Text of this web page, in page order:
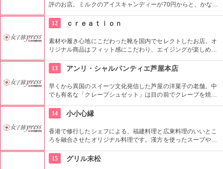
評のお店。ミルクのアイスキャンディーが70円からと、かなり
す。売り切れ必至なので、お早めにどうぞ。
12 ｃｒｅａｔｉｏｎ
素材や履き心地にこだわった靴を国内でセレクトしたお店。オ
リジナル商品はフィット感にこだわり、エイジングが楽しめる
13
アンリ・シャルパンティエ芦屋本店
早くから異国のスイーツ文化発信した芦屋の洋菓子の老舗。中
でも有名な「クレープシュゼット」は目の前でクレープを焼い
14
小小心縁
香港で修行したシェフによる、福建料理と広東料理のいいとこ
ろを融合させたオリジナル料理です。漢方を使ったスープや牛
がずらり。店内の雰囲気はオシャレで、気軽にランチ利用もで
きるし、個室があるので女子会も。
15 グリル末松